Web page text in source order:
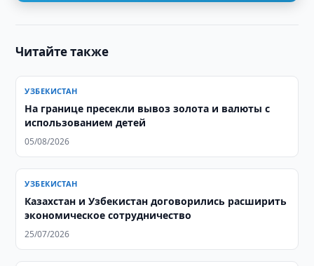
Читайте также
УЗБЕКИСТАН
На границе пресекли вывоз золота и валюты с
использованием детей
05/08/2026
УЗБЕКИСТАН
Казахстан и Узбекистан договорились расширить
экономическое сотрудничество
25/07/2026